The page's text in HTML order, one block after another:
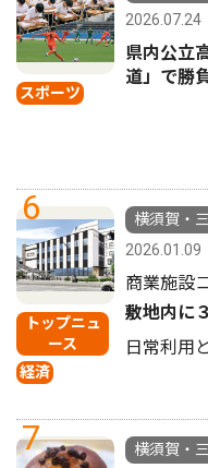
スポーツ
2026.07.24
県内公立
道」で勝
6
トップニュ
ース
経済
横須賀・
2026.01.09
商業施設
敷地内に
日常利用
7
横須賀・